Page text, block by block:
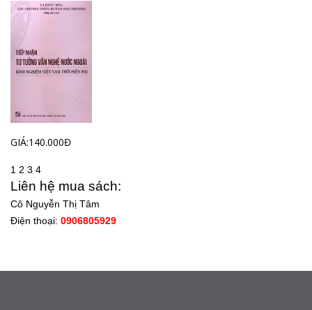
GIÁ:140.000Đ
1 2 3 4
Liên hệ mua sách:
Cô Nguyễn Thị Tâm
Điện thoại: 0906805929